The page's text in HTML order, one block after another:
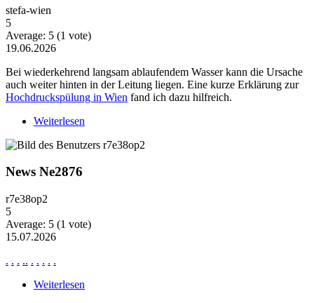
stefa-wien
5
Average: 5 (1 vote)
19.06.2026
Bei wiederkehrend langsam ablaufendem Wasser kann die Ursache
auch weiter hinten in der Leitung liegen. Eine kurze Erklärung zur
Hochdruckspülung in Wien fand ich dazu hilfreich.
Weiterlesen
News Ne2876
r7e38op2
5
Average: 5 (1 vote)
15.07.2026
. . . .. . . . . .
Weiterlesen